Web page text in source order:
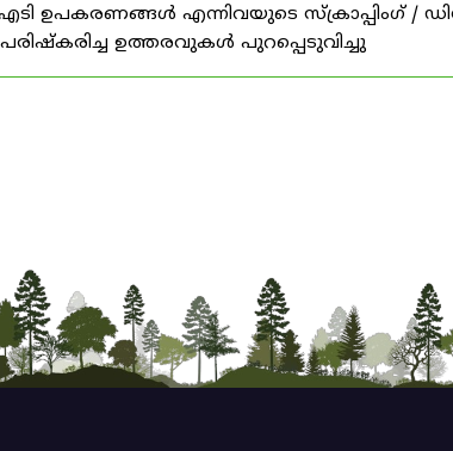
ഉപകരണങ്ങൾ എന്നിവയുടെ സ്‌ക്രാപ്പിംഗ് /
പരിഷ്‌കരിച്ച ഉത്തരവുകൾ പുറപ്പെടുവിച്ചു